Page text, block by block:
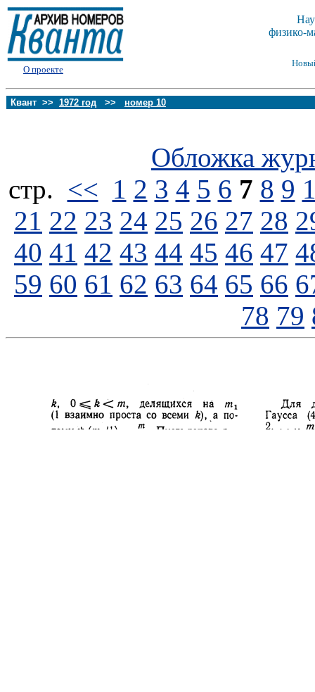
О проекте
физико-
Квант >> 1972 год >> номер 10
Обложка
стp. << 1 2 3 4 5 6 7 8 9
21 22 23 24 25 26 27 28
40 41 42 43 44 45 46 47
59 60 61 62 63 64 65 66
78 79